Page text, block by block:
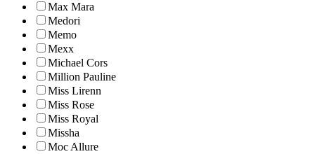
Max Mara
Medori
Memo
Mexx
Michael Cors
Million Pauline
Miss Lirenn
Miss Rose
Miss Royal
Missha
Moc Allure